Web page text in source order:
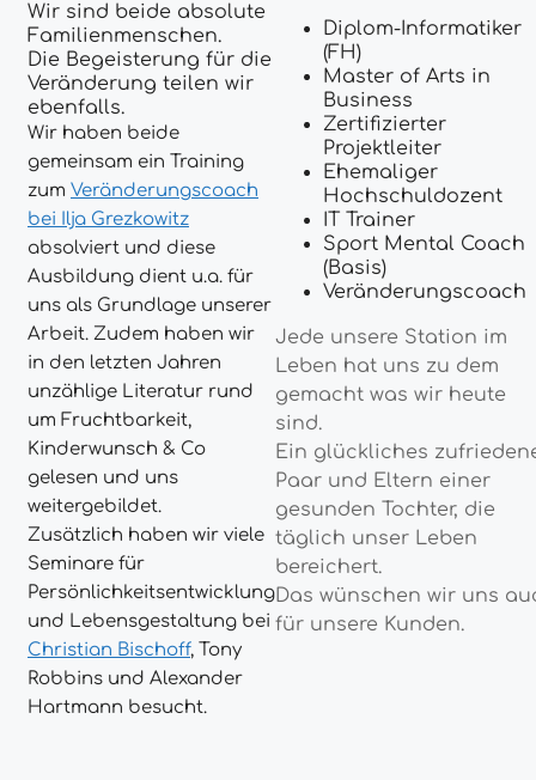
Wir sind beide absolute
Familienmenschen.
Die Begeisterung für die
Veränderung teilen wir
ebenfalls.
Wir haben beide
gemeinsam ein Training
zum Veränderungscoach
bei Ilja Grezkowitz
absolviert und diese
Ausbildung dient u.a. für
uns als Grundlage unserer
Arbeit. Zudem haben wir
in den letzten Jahren
unzählige Literatur rund
um Fruchtbarkeit,
Kinderwunsch & Co
gelesen und uns
weitergebildet.
Zusätzlich haben wir viele
Seminare für
Persönlichkeitsentwicklung
und Lebensgestaltung bei
Christian Bischoff, Tony
Robbins und Alexander
Hartmann besucht.
Diplom-Informatiker
(FH)
Master of Arts in
Business
Zertifizierter
Projektleiter
Ehemaliger
Hochschuldozent
IT Trainer
Sport Mental Coach
(Basis)
Veränderungscoach
Jede unsere Station im
Leben hat uns zu dem
gemacht was wir heute
sind.
Ein glückliches
Paar und Eltern einer
gesunden Tochter, die
täglich unser Leben
bereichert.
Das wünschen wir uns
für unsere Kunden.